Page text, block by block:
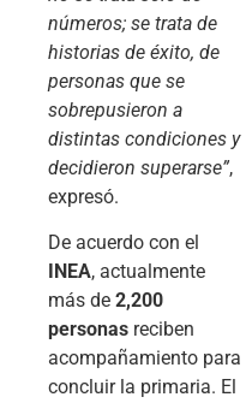
números; se trata de
historias de éxito, de
personas que se
sobrepusieron a
distintas condiciones y
decidieron superarse”,
expresó.
De acuerdo con el
INEA, actualmente
más de 2,200
personas reciben
acompañamiento para
concluir la primaria. El